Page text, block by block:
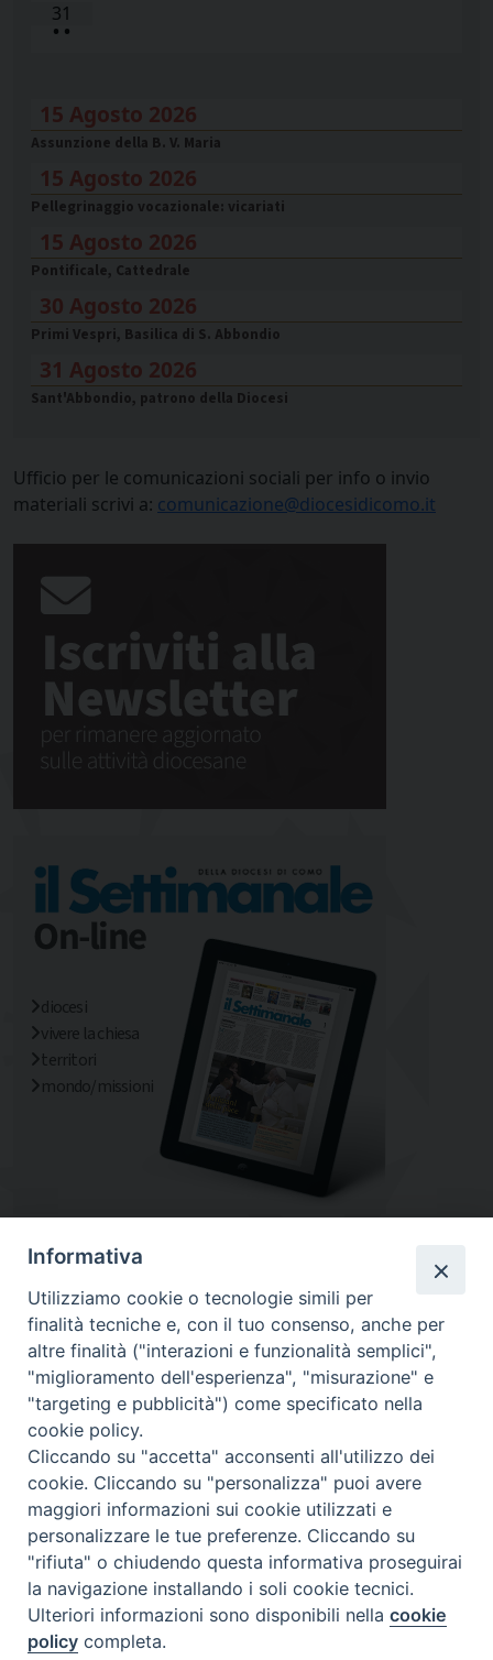
31
• •
15 Agosto 2026
Assunzione della B. V. Maria
15 Agosto 2026
Pellegrinaggio vocazionale: vicariati
15 Agosto 2026
Pontificale, Cattedrale
30 Agosto 2026
Primi Vespri, Basilica di S. Abbondio
31 Agosto 2026
Sant'Abbondio, patrono della Diocesi
Ufficio per le comunicazioni sociali per info o invio
materiali scrivi a: comunicazione@diocesidicomo.it
diocesi
vivere la chiesa
territori
mondo/missioni
Diocesi
di Como
Diocesi di Como | piazza Grimoldi, 5
Informativa
Utilizziamo cookie o tecnologie simili per
finalità tecniche e, con il tuo consenso, anche per
altre finalità ("interazioni e funzionalità semplici",
"miglioramento dell'esperienza", "misurazione" e
"targeting e pubblicità") come specificato nella
cookie policy.
Cliccando su "accetta" acconsenti all'utilizzo dei
cookie. Cliccando su "personalizza" puoi avere
maggiori informazioni sui cookie utilizzati e
personalizzare le tue preferenze. Cliccando su
"rifiuta" o chiudendo questa informativa proseguirai
la navigazione installando i soli cookie tecnici.
Ulteriori informazioni sono disponibili nellacookie
policy completa.